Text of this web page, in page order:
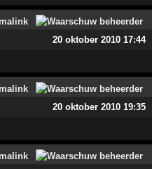
20 oktober 2010 17:44
20 oktober 2010 19:35